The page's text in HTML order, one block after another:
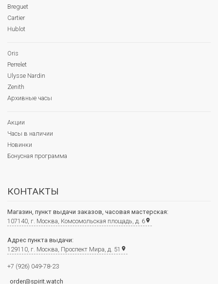
Breguet
Cartier
Hublot
Oris
Perrelet
Ulysse Nardin
Zenith
Архивные часы
Акции
Часы в наличии
Новинки
Бонусная программа
КОНТАКТЫ
Магазин, пункт выдачи заказов, часовая мастерская:
107140, г. Москва, Комсомольская площадь, д. 6place
Адрес пункта выдачи:
129110, г. Москва, Проспект Мира, д. 51 place
+7 (926) 049-78-23
order@spirit.watch